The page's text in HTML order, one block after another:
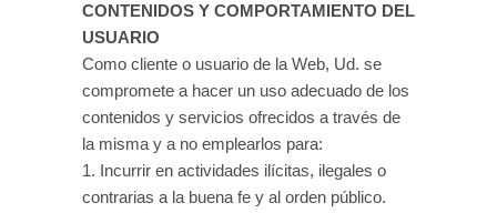
CONTENIDOS Y COMPORTAMIENTO DEL
USUARIO
Como cliente o usuario de la Web, Ud. se
compromete a hacer un uso adecuado de los
contenidos y servicios ofrecidos a través de
la misma y a no emplearlos para:
1. Incurrir en actividades ilícitas, ilegales o
contrarias a la buena fe y al orden público.